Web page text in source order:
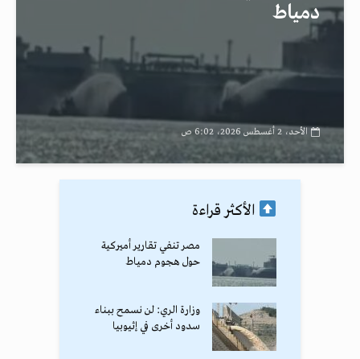
دمياط
الأحد، 2 أغسطس 2026، 6:02 ص
الأكثر قراءة
مصر تنفي تقارير أميركية
حول هجوم دمياط
وزارة الري: لن نسمح ببناء
سدود أخرى في إثيوبيا